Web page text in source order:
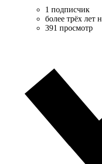
1 подписчик
более трёх лет
391 просмотр